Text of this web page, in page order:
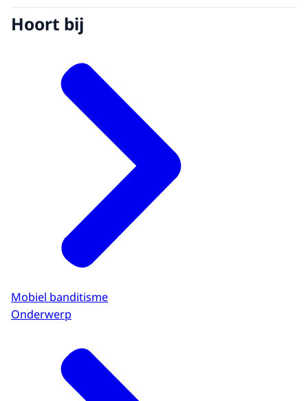
Hoort bij
Mobiel banditisme
Onderwerp